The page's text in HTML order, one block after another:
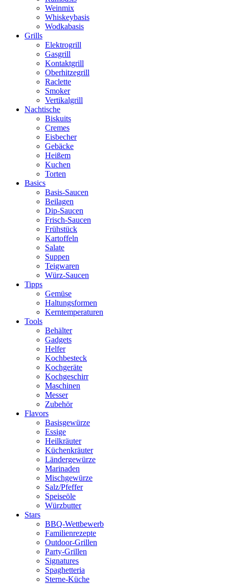
Weinmix
Whiskeybasis
Wodkabasis
Grills
Elektrogrill
Gasgrill
Kontaktgrill
Oberhitzegrill
Raclette
Smoker
Vertikalgrill
Nachtische
Biskuits
Cremes
Eisbecher
Gebäcke
Heißem
Kuchen
Torten
Basics
Basis-Saucen
Beilagen
Dip-Saucen
Frisch-Saucen
Frühstück
Kartoffeln
Salate
Suppen
Teigwaren
Würz-Saucen
Tipps
Gemüse
Haltungsformen
Kerntemperaturen
Tools
Behälter
Gadgets
Helfer
Kochbesteck
Kochgeräte
Kochgeschirr
Maschinen
Messer
Zubehör
Flavors
Basisgewürze
Essige
Heilkräuter
Küchenkräuter
Ländergewürze
Marinaden
Mischgewürze
Salz/Pfeffer
Speiseöle
Würzbutter
Stars
BBQ-Wettbewerb
Familienrezepte
Outdoor-Grillen
Party-Grillen
Signatures
Spaghetteria
Sterne-Küche